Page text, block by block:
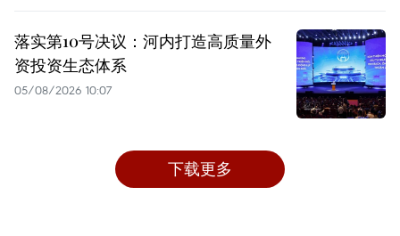
落实第10号决议：河内打造高质量外
资投资生态体系
05/08/2026 10:07
下载更多